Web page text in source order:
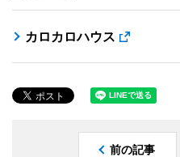
カロカロハウス
前の記事